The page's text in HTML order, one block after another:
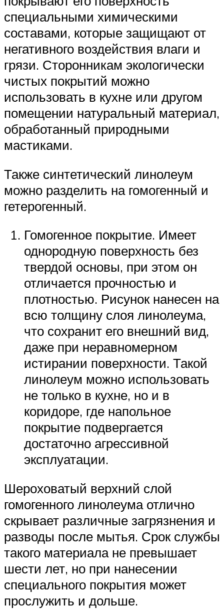
специальными химическими
составами, которые защищают от
негативного воздействия влаги и
грязи. Сторонникам экологически
чистых покрытий можно
использовать в кухне или другом
помещении натуральный материал,
обработанный природными
мастиками.
Также синтетический линолеум
можно разделить на гомогенный и
гетерогенный.
Гомогенное покрытие. Имеет
однородную поверхность без
твердой основы, при этом он
отличается прочностью и
плотностью. Рисунок нанесен на
всю толщину слоя линолеума,
что сохранит его внешний вид,
даже при неравномерном
истирании поверхности. Такой
линолеум можно использовать
не только в кухне, но и в
коридоре, где напольное
покрытие подвергается
достаточно агрессивной
эксплуатации.
Шероховатый верхний слой
гомогенного линолеума отлично
скрывает различные загрязнения и
разводы после мытья. Срок службы
такого материала не превышает
шести лет, но при нанесении
специального покрытия может
прослужить и дольше.